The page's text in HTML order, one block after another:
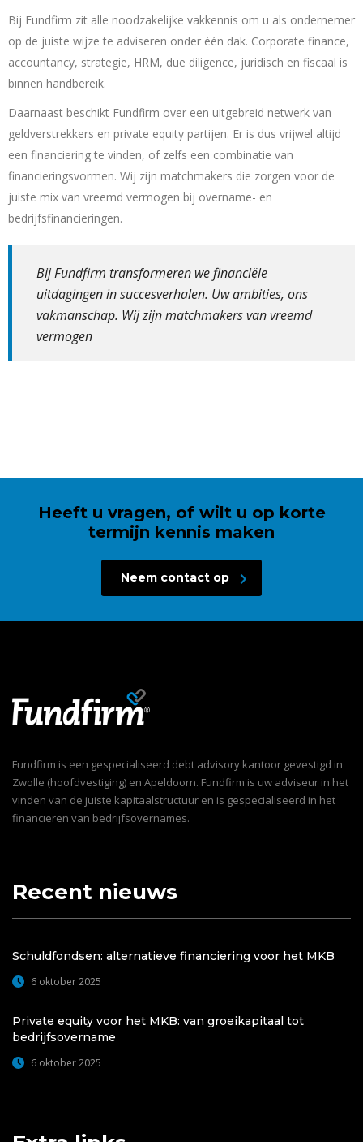
Bij Fundfirm zit alle noodzakelijke vakkennis om u als ondernemer
op de juiste wijze te adviseren onder één dak. Corporate finance,
accountancy, strategie, HRM, due diligence, juridisch en fiscaal is
binnen handbereik.
Daarnaast beschikt Fundfirm over een uitgebreid netwerk van
geldverstrekkers en private equity partijen. Er is dus vrijwel altijd
een financiering te vinden, of zelfs een combinatie van
financieringsvormen. Wij zijn matchmakers die zorgen voor de
juiste mix van vreemd vermogen bij overname- en
bedrijfsfinancieringen.
Bij Fundfirm transformeren we financiële
uitdagingen in succesverhalen. Uw ambities, ons
vakmanschap. Wij zijn matchmakers van vreemd
vermogen
Heeft u vragen, of wilt u op korte
termijn kennis maken
Neem contact op
Fundfirm is een gespecialiseerd debt advisory kantoor gevestigd in
Zwolle (hoofdvestiging) en Apeldoorn. Fundfirm is uw adviseur in het
vinden van de juiste kapitaalstructuur en is gespecialiseerd in het
financieren van bedrijfsovernames.
Recent nieuws
Schuldfondsen: alternatieve financiering voor het MKB
6 oktober 2025
Private equity voor het MKB: van groeikapitaal tot
bedrijfsovername
6 oktober 2025